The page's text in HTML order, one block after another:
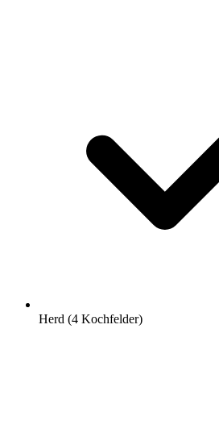
Herd (4 Kochfelder)